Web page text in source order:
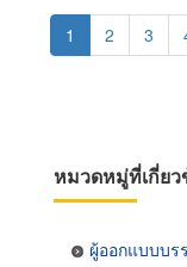
Pagination
Current
page
1 Page
2 Page
3
หมวดหมู่ที่เกี่ยว
ผู้ออกแบบบ